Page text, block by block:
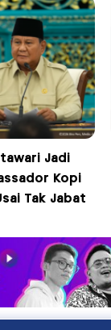
Jadi
Kopi
Tak Jabat